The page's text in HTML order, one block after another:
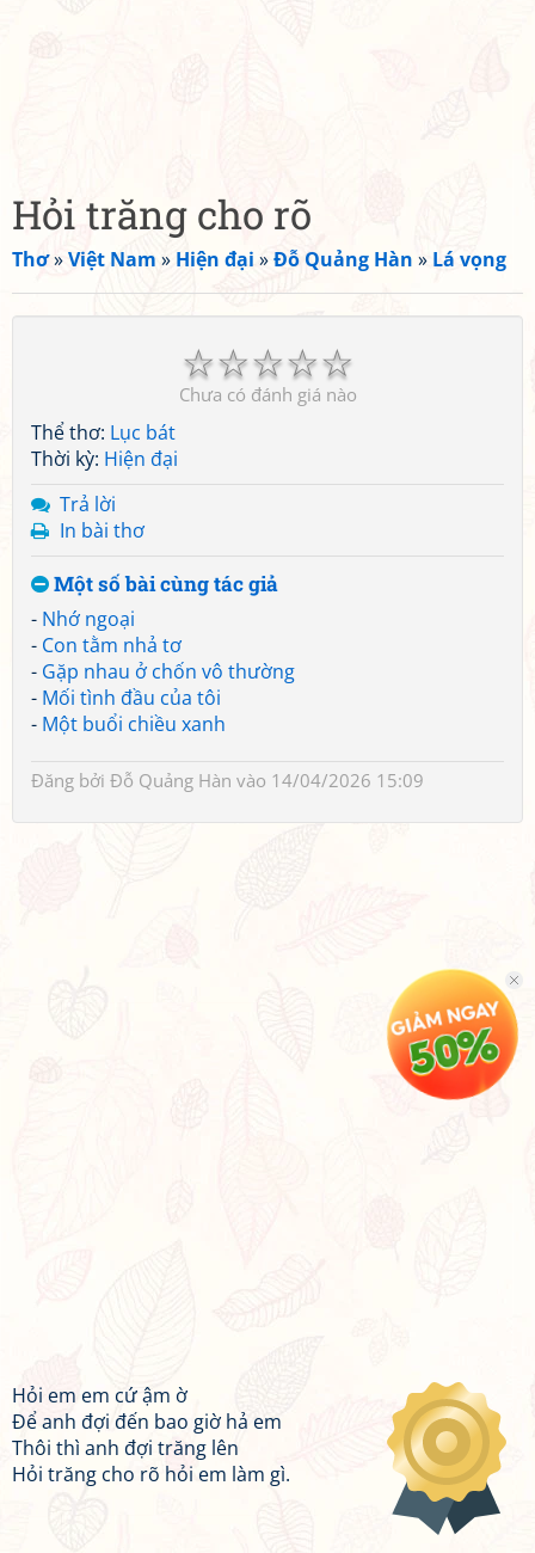
Hỏi trăng cho rõ
Thơ»Việt Nam » Hiện đại »Đỗ Quảng Hàn » Lá vọng
☆
☆
☆
☆
☆
Chưa có đánh giá nào
Thể thơ: Lục bát
Thời kỳ: Hiện đại
Trả lời
In bài thơ
Một số bài cùng tác giả
- Nhớ ngoại
- Con tằm nhả tơ
- Gặp nhau ở chốn vô thường
- Mối tình đầu của tôi
- Một buổi chiều xanh
Đăng bởi Đỗ Quảng Hàn vào 14/04/2026 15:09
Hỏi em em cứ ậm ờ
Để anh đợi đến bao giờ hả em
Thôi thì anh đợi trăng lên
Hỏi trăng cho rõ hỏi em làm gì.